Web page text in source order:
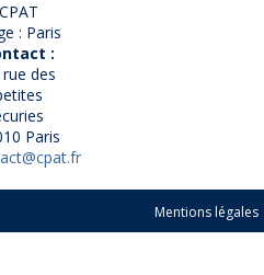
CPAT
: Paris
:
des
Paris
Mentions légales